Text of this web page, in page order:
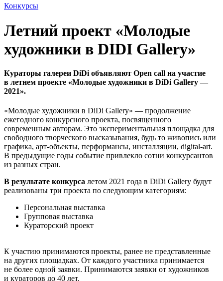
Конкурсы
Летний проект «Молодые
художники в DIDI Gallery»
Кураторы галереи DiDi объявляют Open call на участие
в летнем проекте «Молодые художники в DiDi Gallery —
2021».
«Молодые художники в DiDi Gallery» — продолжение
ежегодного конкурсного проекта, посвященного
современным авторам. Это экспериментальная площадка для
свободного творческого высказывания, будь то живопись или
графика, арт-объекты, перформансы, инсталляции, digital-art.
В предыдущие годы событие привлекло сотни конкурсантов
из разных стран.
В результате конкурса летом 2021 года в DiDi Gallery будут
реализованы три проекта по следующим категориям:
Персональная выставка
Групповая выставка
Кураторский проект
К участию принимаются проекты, ранее не представленные
на других площадках. От каждого участника принимается
не более одной заявки. Принимаются заявки от художников
и кураторов до 40 лет.